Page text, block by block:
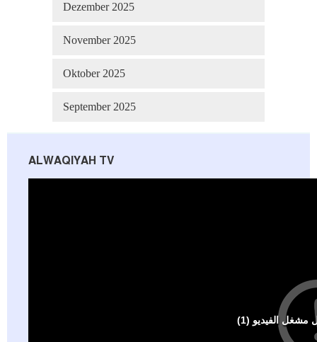
Dezember 2025
November 2025
Oktober 2025
September 2025
ALWAQIYAH TV